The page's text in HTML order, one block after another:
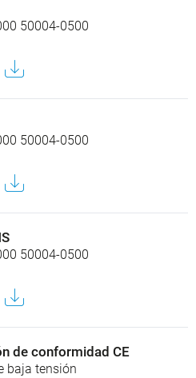
50004-0500
50004-0500
50004-0500
de conformidad CE
baja tensión